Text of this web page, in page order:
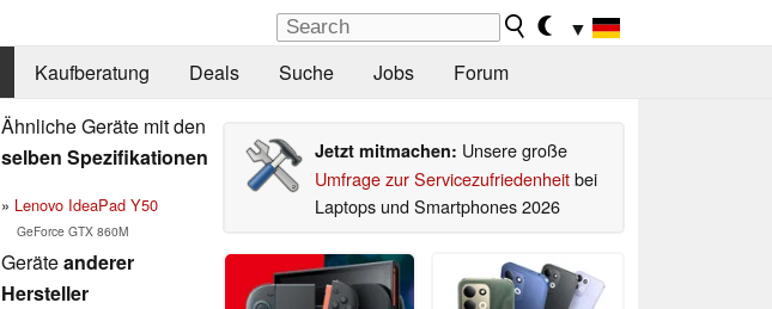
▼
Kaufberatung Deals Suche Jobs Forum
Ähnliche Geräte mit den
selben Spezifikationen
Lenovo IdeaPad Y50
GeForce GTX 860M
Geräteanderer
Hersteller
Jetzt mitmachen: Unsere große
Umfrage zur Servicezufriedenheitbei
Laptops und Smartphones 2026